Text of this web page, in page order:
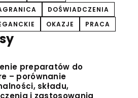
DOŚWIADCZENIA
OKAZJE PRACA
preparatów do
– porównanie
składu,
i zastosowania